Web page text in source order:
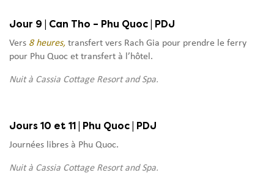
Jour 9 | Can Tho – Phu Quoc | PDJ
Vers 8 heures, transfert vers Rach Gia pour prendre le ferry
pour Phu Quoc et transfert à l’hôtel.
Nuit à Cassia Cottage Resort and Spa.
Jours 10 et 11 | Phu Quoc | PDJ
Journées libres à Phu Quoc.
Nuit à Cassia Cottage Resort and Spa.